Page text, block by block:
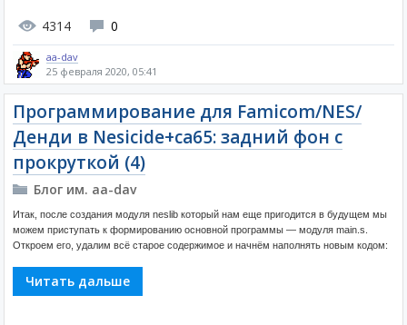
4314 0
aa-dav
25 февраля 2020, 05:41
Программирование для Famicom/NES/
Денди в Nesicide+ca65: задний фон с
прокруткой (4)
Блог им. aa-dav
Итак, после создания модуля neslib который нам еще пригодится в будущем мы
можем приступать к формированию основной программы — модуля main.s.
Откроем его, удалим всё старое содержимое и начнём наполнять новым кодом:
Читать дальше